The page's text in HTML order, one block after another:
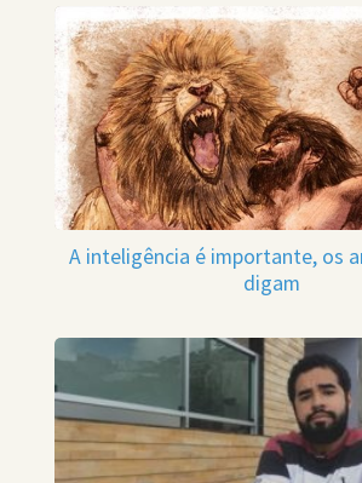
A inteligência é importante, os
digam